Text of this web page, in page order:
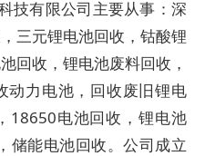
技有限公司主要从事：深
三元锂电池回收，钴酸锂
回收，锂电池废料回收，
动力电池，回收废旧锂电
18650电池回收，锂电池
储能电池回收。公司成立